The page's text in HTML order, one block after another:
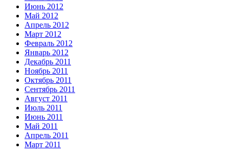
Июнь 2012
Май 2012
Апрель 2012
Март 2012
Февраль 2012
Январь 2012
Декабрь 2011
Ноябрь 2011
Октябрь 2011
Сентябрь 2011
Август 2011
Июль 2011
Июнь 2011
Май 2011
Апрель 2011
Март 2011